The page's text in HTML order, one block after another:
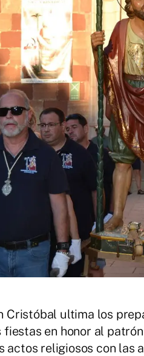
Cristóbal ultima los
en honor al
actos religiosos con las